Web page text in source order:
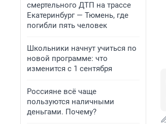
смертельного ДТП на трассе
Екатеринбург — Тюмень, где
погибли пять человек
Школьники начнут учиться по
новой программе: что
изменится с 1 сентября
Россияне всё чаще
пользуются наличными
деньгами. Почему?